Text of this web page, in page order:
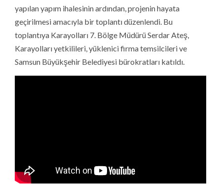
yapılan yapım ihalesinin ardından, projenin hayata
geçirilmesi amacıyla bir toplantı düzenlendi. Bu
toplantıya Karayolları 7. Bölge Müdürü Serdar Ateş,
Karayolları yetkilileri, yüklenici firma temsilcileri ve
Samsun Büyükşehir Belediyesi bürokratları katıldı.